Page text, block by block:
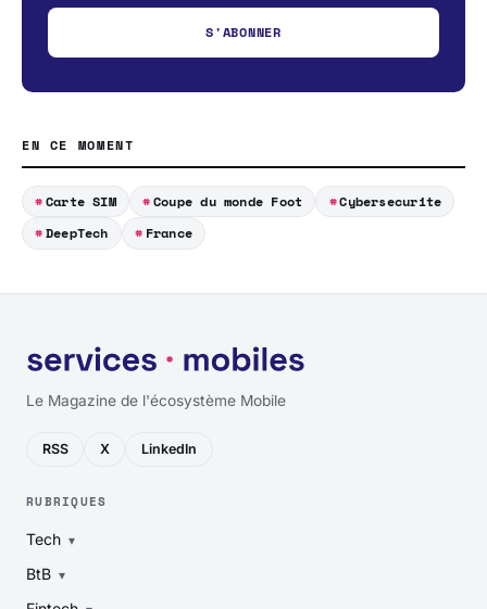
S'ABONNER
EN CE MOMENT
Carte SIM Coupe du monde Foot
Cybersecurite
DeepTech
France
Le Magazine de l'écosystème Mobile
RSS X LinkedIn
RUBRIQUES
Tech
BtB